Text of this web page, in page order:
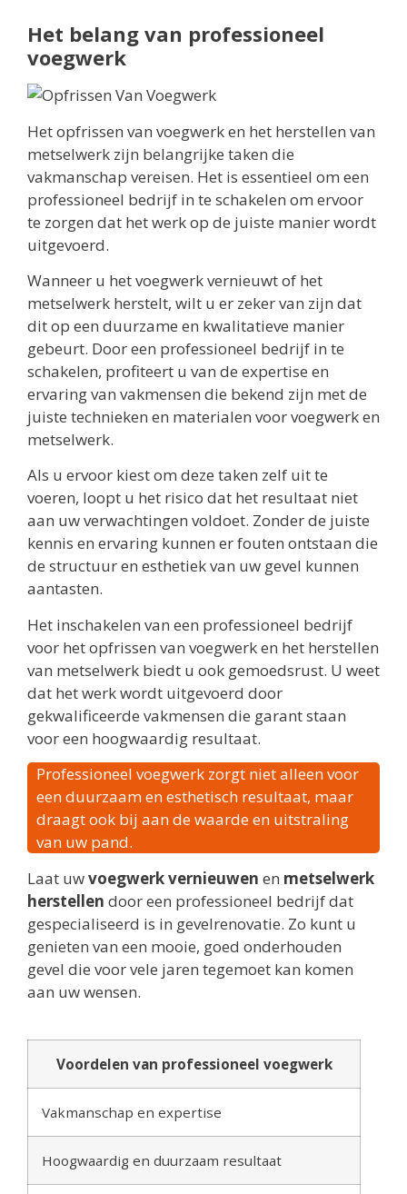
Het belang van professioneel
voegwerk
Het opfrissen van voegwerk en het herstellen van
metselwerk zijn belangrijke taken die
vakmanschap vereisen. Het is essentieel om een
professioneel bedrijf in te schakelen om ervoor
te zorgen dat het werk op de juiste manier wordt
uitgevoerd.
Wanneer u het voegwerk vernieuwt of het
metselwerk herstelt, wilt u er zeker van zijn dat
dit op een duurzame en kwalitatieve manier
gebeurt. Door een professioneel bedrijf in te
schakelen, profiteert u van de expertise en
ervaring van vakmensen die bekend zijn met de
juiste technieken en materialen voor voegwerk en
metselwerk.
Als u ervoor kiest om deze taken zelf uit te
voeren, loopt u het risico dat het resultaat niet
aan uw verwachtingen voldoet. Zonder de juiste
kennis en ervaring kunnen er fouten ontstaan die
de structuur en esthetiek van uw gevel kunnen
aantasten.
Het inschakelen van een professioneel bedrijf
voor het opfrissen van voegwerk en het herstellen
van metselwerk biedt u ook gemoedsrust. U weet
dat het werk wordt uitgevoerd door
gekwalificeerde vakmensen die garant staan
voor een hoogwaardig resultaat.
Professioneel voegwerk zorgt niet alleen voor
een duurzaam en esthetisch resultaat, maar
draagt ook bij aan de waarde en uitstraling
van uw pand.
Laat uwvoegwerk vernieuwen en metselwerk
herstellen door een professioneel bedrijf dat
gespecialiseerd is in gevelrenovatie. Zo kunt u
genieten van een mooie, goed onderhouden
gevel die voor vele jaren tegemoet kan komen
aan uw wensen.
Voordelen van professioneel voegwerk
Vakmanschap en expertise
Hoogwaardig en duurzaam resultaat